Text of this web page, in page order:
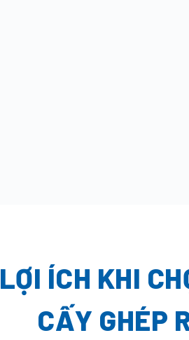
LỢI ÍCH KHI
CẤY GHÉP